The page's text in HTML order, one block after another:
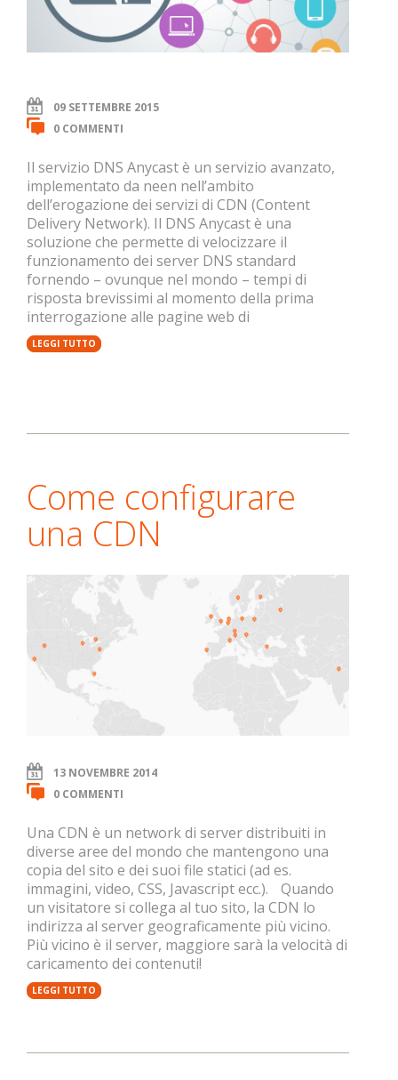
09 SETTEMBRE 2015
0 COMMENTI
Il servizio DNS Anycast è un servizio avanzato,
implementato da neen nell’ambito
dell’erogazione dei servizi di CDN (Content
Delivery Network). Il DNS Anycast è una
soluzione che permette di velocizzare il
funzionamento dei server DNS standard
fornendo – ovunque nel mondo – tempi di
risposta brevissimi al momento della prima
interrogazione alle pagine web di
LEGGI TUTTO
Come configurare
una CDN
13 NOVEMBRE 2014
0 COMMENTI
Una CDN è un network di server distribuiti in
diverse aree del mondo che mantengono una
copia del sito e dei suoi file statici (ad es.
immagini, video, CSS, Javascript ecc.). Quando
un visitatore si collega al tuo sito, la CDN lo
indirizza al server geograficamente più vicino.
Più vicino è il server, maggiore sarà la velocità di
caricamento dei contenuti!
LEGGI TUTTO